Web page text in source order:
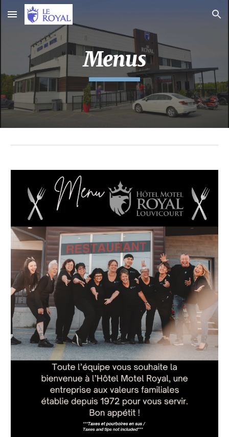
Skip to main content Skip to navigation
Menus